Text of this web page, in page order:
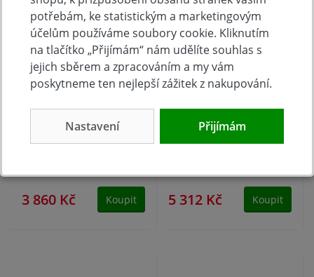
Gravírovací pero GS
PRO
3 860 Kč Koupit
Pneumatická
nýtovačka NGS – sada
v kufru
5 312 Kč Koupit
potřebám, ke statistickým a marketingovým
účelům používáme soubory cookie. Kliknutím
na tlačítko „Přijímám“ nám udělíte souhlas s
jejich sběrem a zpracováním a my vám
poskytneme ten nejlepší zážitek z nakupování.
Nastavení Přijímám